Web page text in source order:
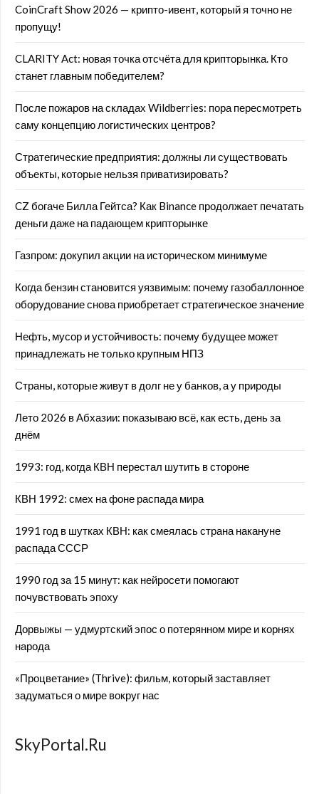
CoinCraft Show 2026 — крипто-ивент, который я точно не
пропущу!
CLARITY Act: новая точка отсчёта для крипторынка. Кто
станет главным победителем?
После пожаров на складах Wildberries: пора пересмотреть
саму концепцию логистических центров?
Стратегические предприятия: должны ли существовать
объекты, которые нельзя приватизировать?
CZ богаче Билла Гейтса? Как Binance продолжает печатать
деньги даже на падающем крипторынке
Газпром: докупил акции на историческом минимуме
Когда бензин становится уязвимым: почему газобаллонное
оборудование снова приобретает стратегическое значение
Нефть, мусор и устойчивость: почему будущее может
принадлежать не только крупным НПЗ
Страны, которые живут в долг не у банков, а у природы
Лето 2026 в Абхазии: показываю всё, как есть, день за
днём
1993: год, когда КВН перестал шутить в стороне
КВН 1992: смех на фоне распада мира
1991 год в шутках КВН: как смеялась страна накануне
распада СССР
1990 год за 15 минут: как нейросети помогают
почувствовать эпоху
Дорвыжы — удмуртский эпос о потерянном мире и корнях
народа
«Процветание» (Thrive): фильм, который заставляет
задуматься о мире вокруг нас
SkyPortal.Ru